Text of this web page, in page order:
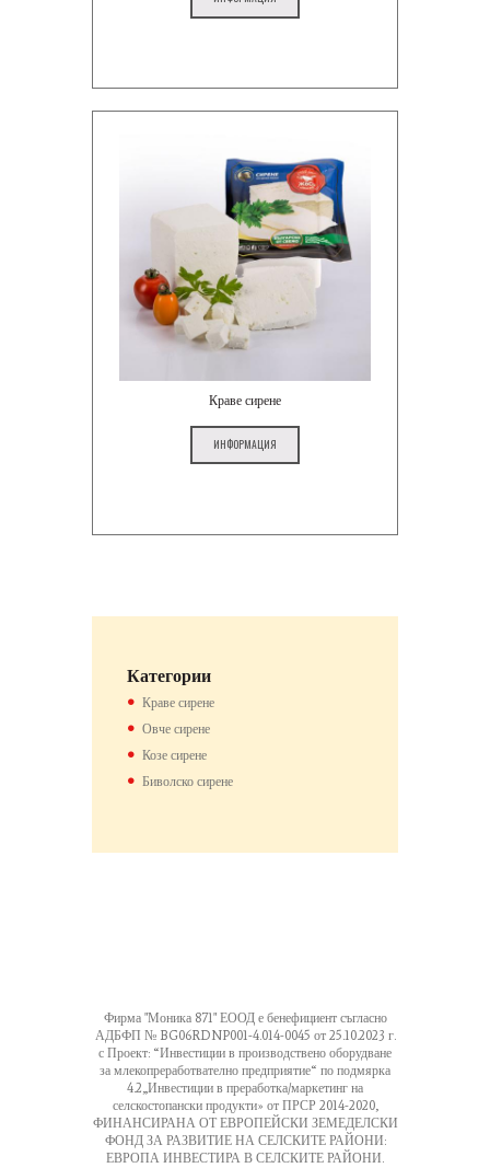
Краве сирене
ИНФОРМАЦИЯ
Категории
Краве сирене
Овче сирене
Козе сирене
Биволско сирене
Фирма "Моника 871" ЕООД е бенефициент съгласно
АДБФП № BG06RDNP001-4.014-0045 от 25.10.2023 г.
с Проект: “Инвестиции в производствено оборудване
за млекопреработвателно предприятие“ по подмярка
4.2„Инвестиции в преработка/маркетинг на
селскостопански продукти» от ПРСР 2014-2020,
ФИНАНСИРАНА ОТ ЕВРОПЕЙСКИ ЗЕМЕДЕЛСКИ
ФОНД ЗА РАЗВИТИЕ НА СЕЛСКИТЕ РАЙОНИ:
ЕВРОПА ИНВЕСТИРА В СЕЛСКИТЕ РАЙОНИ.